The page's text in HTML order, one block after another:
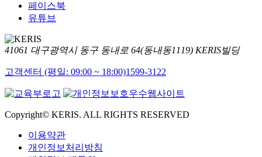
페이스북
유튜브
41061 대구광역시 동구 동내로 64(동내동1119) KERIS빌딩
고객센터 (평일: 09:00 ~ 18:00)1599-3122
Copyright© KERIS. ALL RIGHTS RESERVED
이용약관
개인정보처리방침